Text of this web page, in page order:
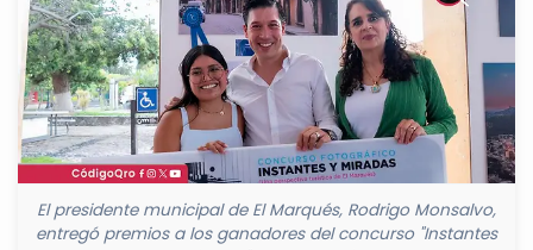
El presidente municipal de El Marqués, Rodrigo Monsalvo,
entregó premios a los ganadores del concurso "Instantes